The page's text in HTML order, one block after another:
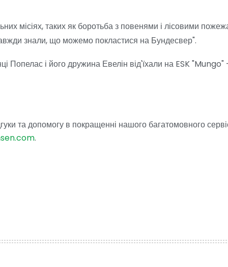
місіях, таких як боротьба з повенями і лісовими
знали, що можемо покластися на Бундесвер".
Попелас і його дружина Евелін від'їхали на ESK "Mungo"
та допомогу в покращенні нашого багатомовного
.